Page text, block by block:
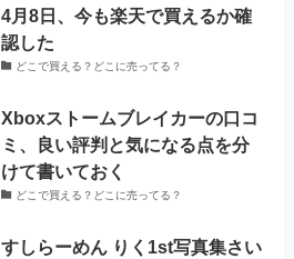
4月8日、今も楽天で買えるか確
認した
どこで買える？どこに売ってる？
Xboxストームブレイカーの口コ
ミ、良い評判と気になる点を分
けて書いておく
どこで買える？どこに売ってる？
すしらーめん りく1st写真集さい